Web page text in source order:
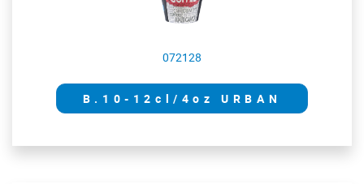
072128
B.10-12cl/4oz URBAN